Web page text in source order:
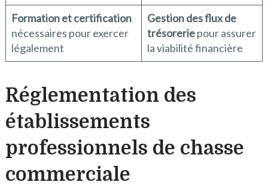
Formation et certification
nécessaires pour exercer
légalement
Gestion des flux de
trésoreriepour assurer
la viabilité financière
Réglementation des
établissements
professionnels de chasse
commerciale